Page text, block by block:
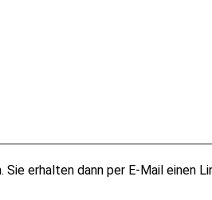
erhalten dann per E-Mail einen